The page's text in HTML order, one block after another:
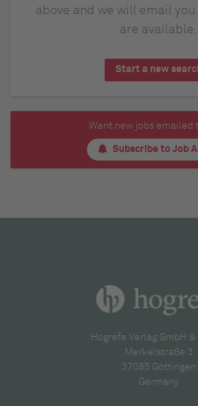
above and we will email
are available.
Start a new
Want new jobs emailed
Subscribe to Job
Hogrefe Verlag GmbH &
Merkelstraße 3
37085 Göttingen
Germany